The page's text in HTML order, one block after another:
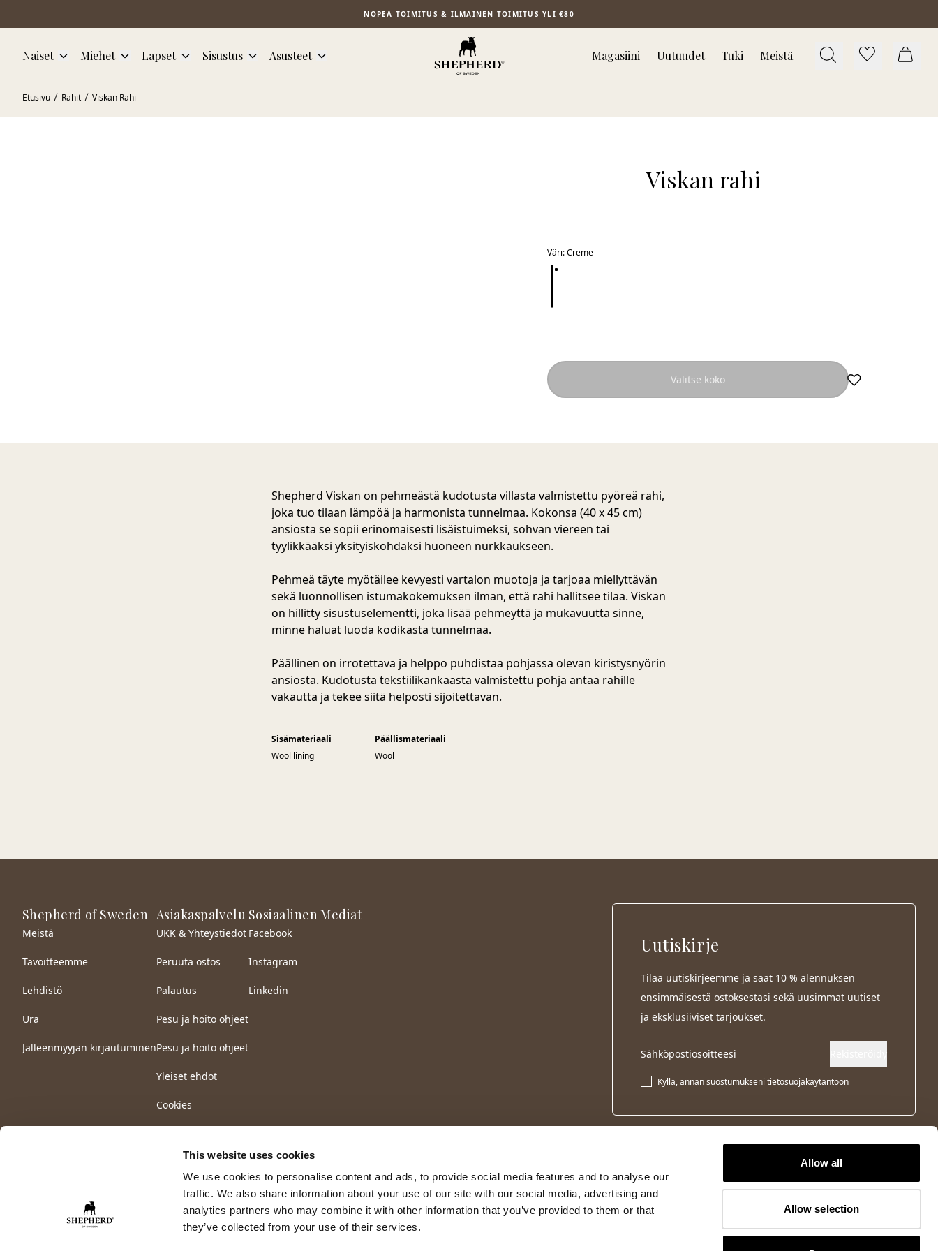
This website uses cookies
We use cookies to personalise content and ads, to provide social media features and to analyse our
traffic. We also share information about your use of our site with our social media, advertising and
analytics partners who may combine it with other information that you’ve provided to them or that
they’ve collected from your use of their services.
Allow all
Allow selection
NOPEA TOIMITUS & ILMAINEN TOIMITUS YLI €80
Naiset Miehet Lapset Sisustus Asusteet Magasiini Uutuudet Tuki Meistä
Etusivu Rahit Viskan Rahi
Viskan rahi
Väri:Creme
Valitse koko
Shepherd Viskan on pehmeästä kudotusta villasta valmistettu pyöreä rahi,
joka tuo tilaan lämpöä ja harmonista tunnelmaa. Kokonsa (40 x 45 cm)
ansiosta se sopii erinomaisesti lisäistuimeksi, sohvan viereen tai
tyylikkääksi yksityiskohdaksi huoneen nurkkaukseen.
Pehmeä täyte myötäilee kevyesti vartalon muotoja ja tarjoaa miellyttävän
sekä luonnollisen istumakokemuksen ilman, että rahi hallitsee tilaa. Viskan
on hillitty sisustuselementti, joka lisää pehmeyttä ja mukavuutta sinne,
minne haluat luoda kodikasta tunnelmaa.
Päällinen on irrotettava ja helppo puhdistaa pohjassa olevan kiristysnyörin
ansiosta. Kudotusta tekstiilikankaasta valmistettu pohja antaa rahille
vakautta ja tekee siitä helposti sijoitettavan.
Sisämateriaali
Wool lining
Päällismateriaali
Wool
Shepherd of Sweden
Meistä
Tavoitteemme
Lehdistö
Ura
Jälleenmyyjän kirjautuminen
Asiakaspalvelu
UKK & Yhteystiedot
Peruuta ostos
Palautus
Pesu ja hoito ohjeet
Pesu ja hoito ohjeet
Yleiset ehdot
Cookies
Sosiaalinen Mediat
Facebook
Instagram
Linkedin
Uutiskirje
Tilaa uutiskirjeemme ja saat 10 % alennuksen
ensimmäisestä ostoksestasi sekä uusimmat uutiset
ja eksklusiiviset tarjoukset.
Kyllä, annan suostumukseni tietosuojakäytäntöön